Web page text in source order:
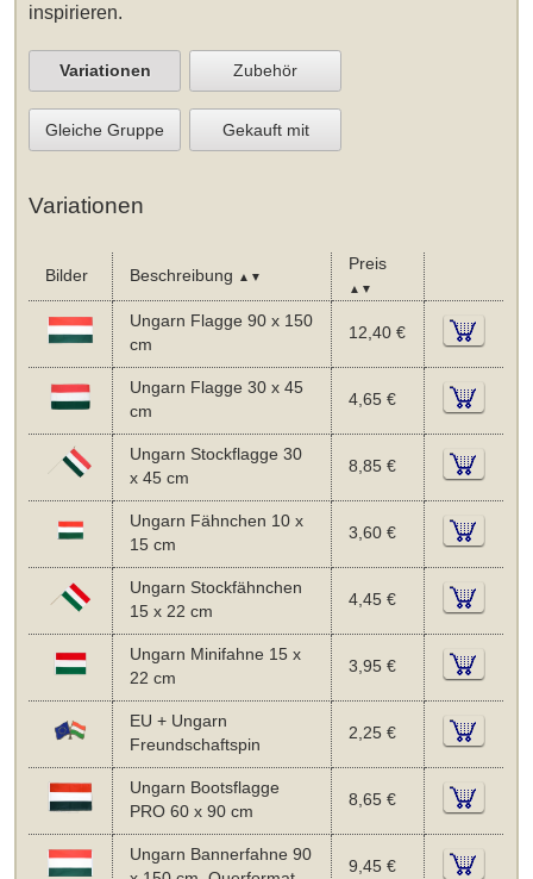
inspirieren.
Variationen Zubehör
Gleiche Gruppe Gekauft mit
Variationen
Bilder Beschreibung ▲▼
Preis
▲▼
Ungarn Flagge 90 x 150
cm
12,40 €
Ungarn Flagge 30 x 45
cm
4,65 €
Ungarn Stockflagge 30
x 45 cm
8,85 €
Ungarn Fähnchen 10 x
15 cm
3,60 €
Ungarn Stockfähnchen
15 x 22 cm
4,45 €
Ungarn Minifahne 15 x
22 cm
3,95 €
EU + Ungarn
Freundschaftspin
2,25 €
Ungarn Bootsflagge
PRO 60 x 90 cm
8,65 €
Ungarn Bannerfahne 90
9,45 €